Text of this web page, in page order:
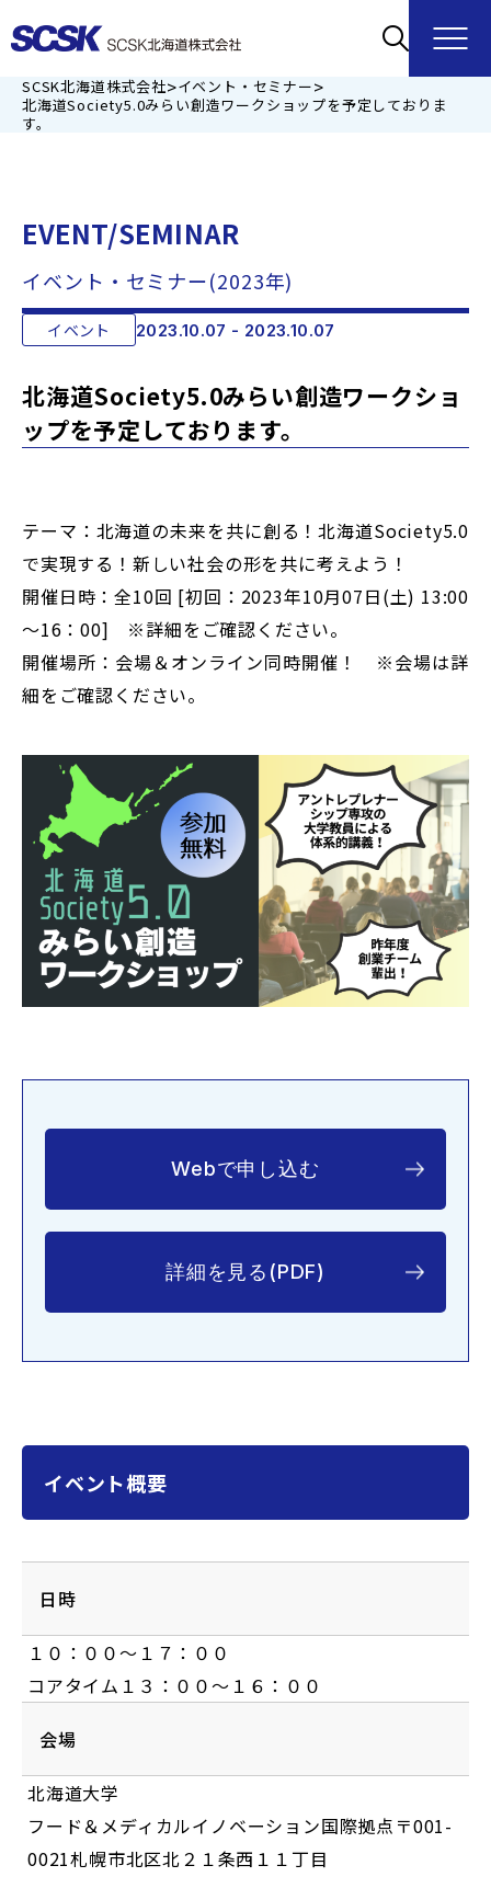
SCSK北海道株式会社>イベント・セミナー>
北海道Society5.0みらい創造ワークショップを予定しておりま
す。
EVENT/SEMINAR
イベント・セミナー(2023年)
イベント 2023.10.07 - 2023.10.07
北海道Society5.0みらい創造ワークショ
ップを予定しております。
テーマ：北海道の未来を共に創る！北海道Society5.0
で実現する！新しい社会の形を共に考えよう！
開催日時：全10回 [初回：2023年10月07日(土) 13:00
～16：00] ※詳細をご確認ください。
開催場所：会場＆オンライン同時開催！ ※会場は詳
細をご確認ください。
Webで申し込む
詳細を見る(PDF)
イベント概要
日時
１０：００〜１７：００
コアタイム１３：００〜１６：００
会場
北海道⼤学
フード＆メディカルイノベーション国際拠点〒001-
0021札幌市北区北２１条⻄１１丁⽬